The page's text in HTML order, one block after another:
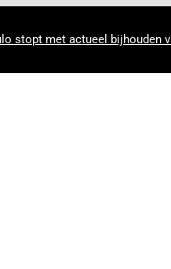
stopt met actueel bijhouden